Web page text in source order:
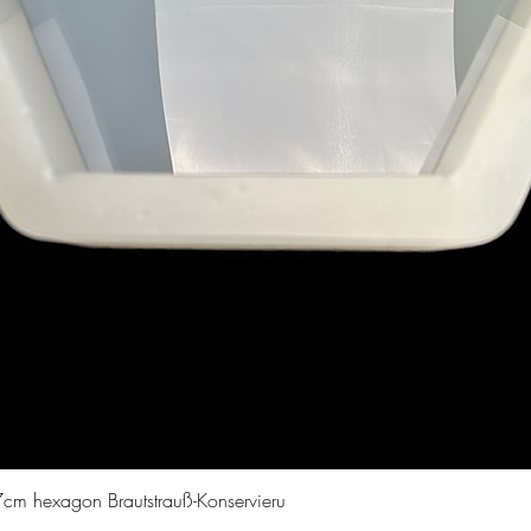
Vista rapida
hexagon Brautstrauß-Konservieru